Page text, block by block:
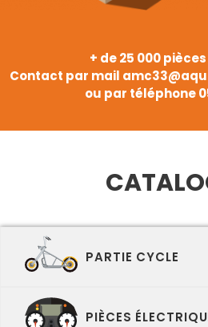
+ de 25 000
Contact par mail
ou par téléphone
PARTIE CYCLE
PIÈCES